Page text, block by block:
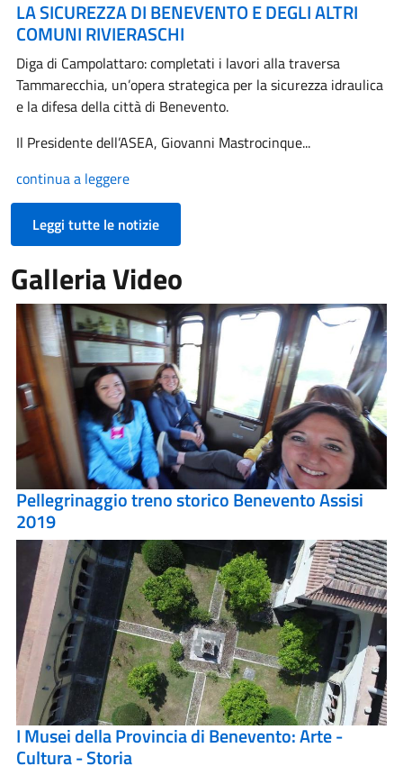
LA SICUREZZA DI BENEVENTO E DEGLI ALTRI
COMUNI RIVIERASCHI
Diga di Campolattaro: completati i lavori alla traversa
Tammarecchia, un’opera strategica per la sicurezza idraulica
e la difesa della città di Benevento.
Il Presidente dell’ASEA, Giovanni Mastrocinque...
continua a leggere
Leggi tutte le notizie
Galleria Video
Pellegrinaggio treno storico Benevento Assisi
2019
I Musei della Provincia di Benevento: Arte -
Cultura - Storia